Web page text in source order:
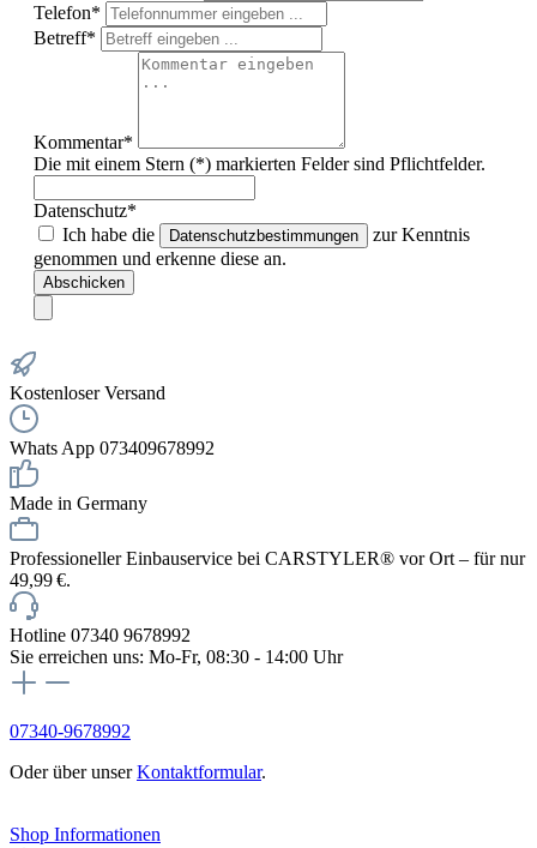
Telefon*
Betreff*
Kommentar*
Die mit einem Stern (*) markierten Felder sind Pflichtfelder.
Datenschutz*
Ich habe die
Datenschutzbestimmungen
zur Kenntnis
genommen und erkenne diese an.
Abschicken
Kostenloser Versand
Whats App 073409678992
Made in Germany
Professioneller Einbauservice bei CARSTYLER® vor Ort – für nur
49,99 €.
Hotline 07340 9678992
Sie erreichen uns: Mo-Fr, 08:30 - 14:00 Uhr
07340-9678992
Oder über unserKontaktformular.
Shop Informationen